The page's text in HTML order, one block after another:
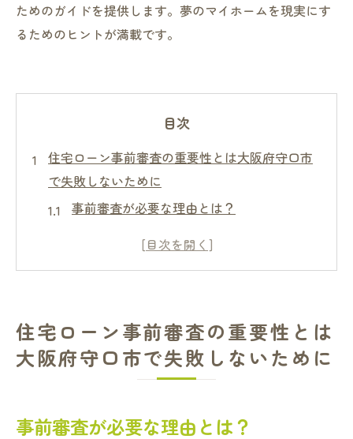
ためのガイドを提供します。夢のマイホームを現実にす
るためのヒントが満載です。
目次
住宅ローン事前審査の重要性とは大阪府守口市
で失敗しないために
事前審査が必要な理由とは？
守口市での住宅ローン基礎知識
失敗しないための審査準備チェックリスト
安心して進めるための事前準備のポイント
住まい計画を立てよう
住宅ローン事前審査の重要性とは
大阪府守口市で失敗しないために
事前審査が必要な理由とは？